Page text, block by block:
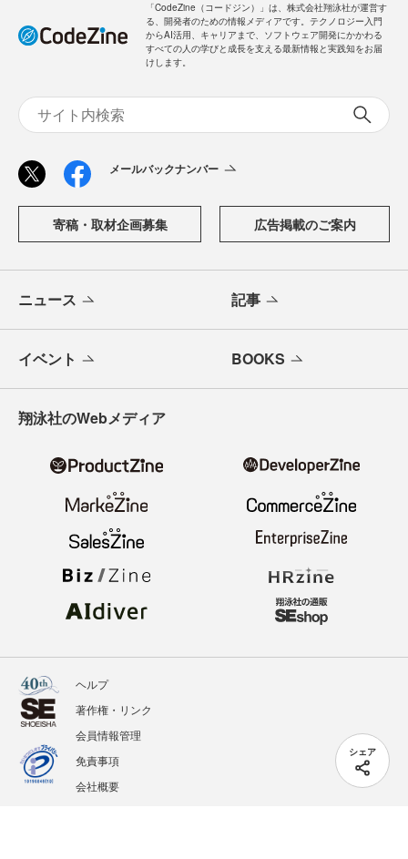
シェア
「CodeZine（コードジン）」は、株式会社翔泳社が運営す
る、開発者のための情報メディアです。テクノロジー入門
からAI活用、キャリアまで、ソフトウェア開発にかかわる
すべての人の学びと成長を支える最新情報と実践知をお届
けします。
メールバックナンバー
寄稿・取材企画募集 広告掲載のご案内
ニュース 記事
イベント BOOKS
翔泳社のWebメディア
ヘルプ
著作権・リンク
会員情報管理
免責事項
会社概要